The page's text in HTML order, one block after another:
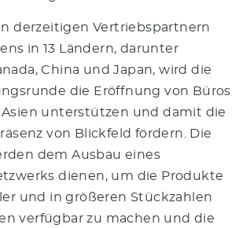
derzeitigen Vertriebspartnern
in 13 Ländern, darunter
China und Japan, wird die
die Eröffnung von Büros
Asien unterstützen und damit die
von Blickfeld fördern. Die
dem Ausbau eines
dienen, um die Produkte
und in größeren Stückzahlen
verfügbar zu machen und die